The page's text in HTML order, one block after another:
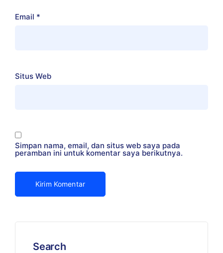
Email *
Situs Web
Simpan nama, email, dan situs web saya pada
peramban ini untuk komentar saya berikutnya.
Search